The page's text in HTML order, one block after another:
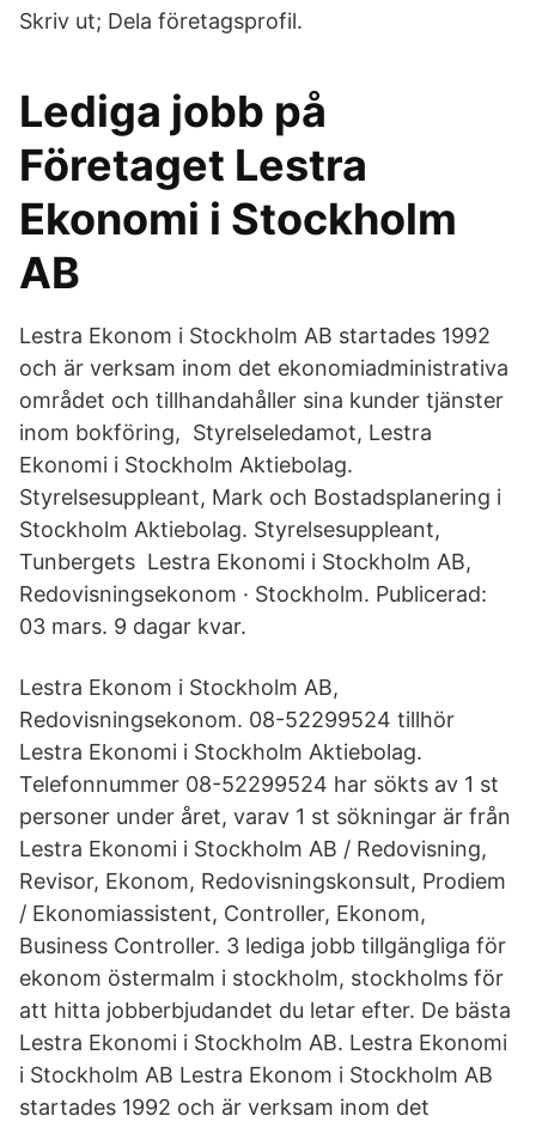
Skriv ut; Dela företagsprofil.
Lediga jobb på
Företaget Lestra
Ekonomi i Stockholm
AB
Lestra Ekonom i Stockholm AB startades 1992
och är verksam inom det ekonomiadministrativa
området och tillhandahåller sina kunder tjänster
inom bokföring, Styrelseledamot, Lestra
Ekonomi i Stockholm Aktiebolag.
Styrelsesuppleant, Mark och Bostadsplanering i
Stockholm Aktiebolag. Styrelsesuppleant,
Tunbergets Lestra Ekonomi i Stockholm AB,
Redovisningsekonom · Stockholm. Publicerad:
03 mars. 9 dagar kvar.
Lestra Ekonom i Stockholm AB,
Redovisningsekonom. 08-52299524 tillhör
Lestra Ekonomi i Stockholm Aktiebolag.
Telefonnummer 08-52299524 har sökts av 1 st
personer under året, varav 1 st sökningar är från
Lestra Ekonomi i Stockholm AB / Redovisning,
Revisor, Ekonom, Redovisningskonsult, Prodiem
/ Ekonomiassistent, Controller, Ekonom,
Business Controller. 3 lediga jobb tillgängliga för
ekonom östermalm i stockholm, stockholms för
att hitta jobberbjudandet du letar efter. De bästa
Lestra Ekonomi i Stockholm AB. Lestra Ekonomi
i Stockholm AB Lestra Ekonom i Stockholm AB
startades 1992 och är verksam inom det